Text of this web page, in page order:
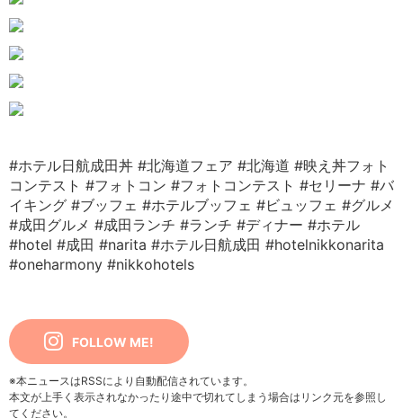
#ホテル日航成田丼 #北海道フェア #北海道 #映え丼フォト
コンテスト #フォトコン #フォトコンテスト #セリーナ #バ
イキング #ブッフェ #ホテルブッフェ #ビュッフェ #グルメ
#成田グルメ #成田ランチ #ランチ #ディナー #ホテル
#hotel #成田 #narita #ホテル日航成田 #hotelnikkonarita
#oneharmony #nikkohotels
FOLLOW ME!
※本ニュースはRSSにより自動配信されています。
本文が上手く表示されなかったり途中で切れてしまう場合はリンク元を参照し
てください。